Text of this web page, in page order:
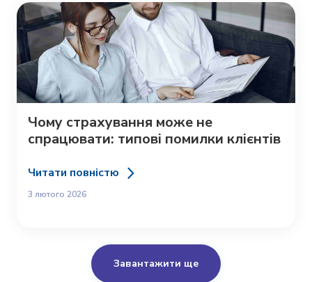
Чому страхування може не
спрацювати: типові помилки клієнтів
Читати повністю
3 лютого 2026
Завантажити ще